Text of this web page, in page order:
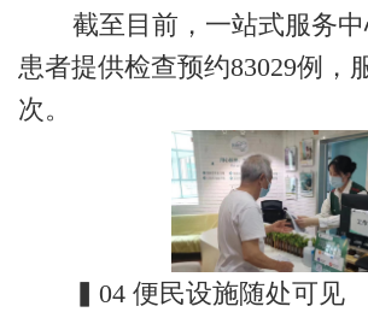
截至目前，一站式服务
患者提供检查预约83029例，
次。
▍04 便民设施随处可见